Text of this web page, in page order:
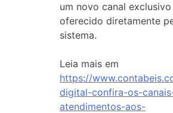
um novo canal exclusivo
oferecido diretamente
sistema.
Leia mais em
https://
digital-confira-os-
atendimentos-aos-